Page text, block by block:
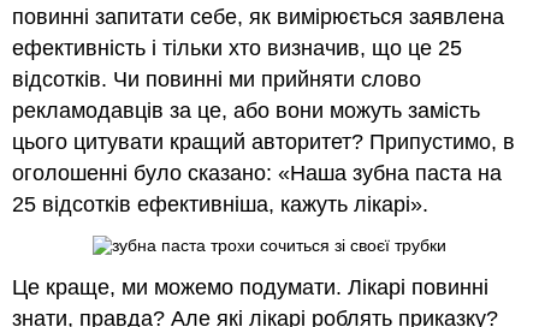
повинні запитати себе, як вимірюється заявлена
ефективність і тільки хто визначив, що це 25
відсотків. Чи повинні ми прийняти слово
рекламодавців за це, або вони можуть замість
цього цитувати кращий авторитет? Припустимо, в
оголошенні було сказано: «Наша зубна паста на
25 відсотків ефективніша, кажуть лікарі».
Це краще, ми можемо подумати. Лікарі повинні
знати, правда? Але які лікарі роблять приказку?